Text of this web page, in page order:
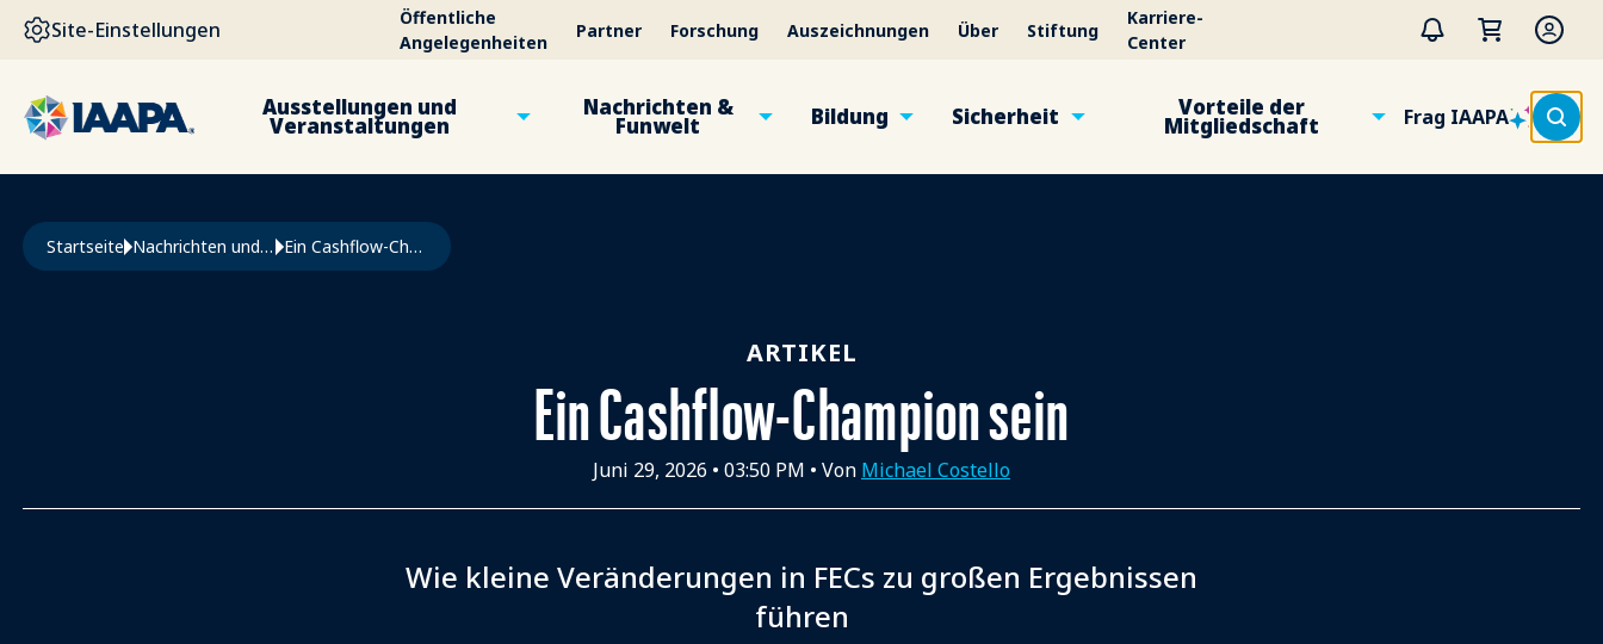
DIREKT ZUM INHALT
Site-Einstellungen
Öffentliche
Angelegenheiten
Partner Forschung Auszeichnungen Über Stiftung
Karriere-
Center
Ausstellungen und
Veranstaltungen
Nachrichten &
Funwelt Bildung Sicherheit Vorteile der
Mitgliedschaft Frag IAAPA
Pfadnavigation
Startseite Nachrichten und Funworld Ein Cashflow-Champion Sein
ARTIKEL
Ein Cashflow-Champion sein
Juni 29, 2026 • 03:50 PM • Von Michael Costello
Wie kleine Veränderungen in FECs zu großen Ergebnissen
führen